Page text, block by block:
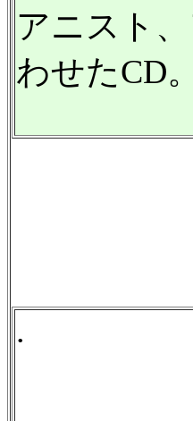
アニスト
わせたCD。
.